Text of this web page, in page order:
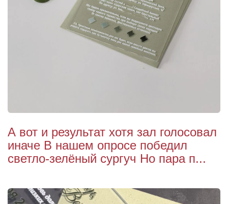
А вот и результат хотя зал голосовал
иначе В нашем опросе победил
светло-зелёный сургуч Но пара п...